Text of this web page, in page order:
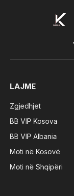
LAJME
Zgjedhjet
BB VIP Kosova
BB VIP Albania
Moti në Kosovë
Moti në Shqipëri